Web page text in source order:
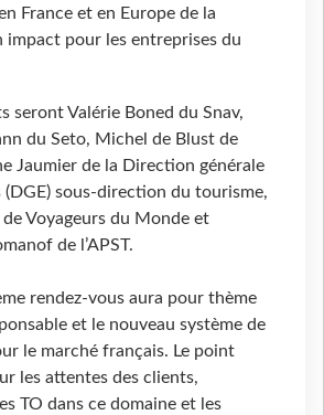
France et en Europe de la
impact pour les entreprises du
seront Valérie Boned du Snav,
du Seto, Michel de Blust de
Jaumier de la Direction générale
(DGE) sous-direction du tourisme,
Voyageurs du Monde et
de l’APST.
rendez-vous aura pour thème
et le nouveau système de
le marché français. Le point
les attentes des clients,
TO dans ce domaine et les